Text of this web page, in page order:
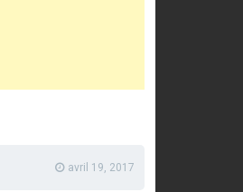
avril 19, 2017